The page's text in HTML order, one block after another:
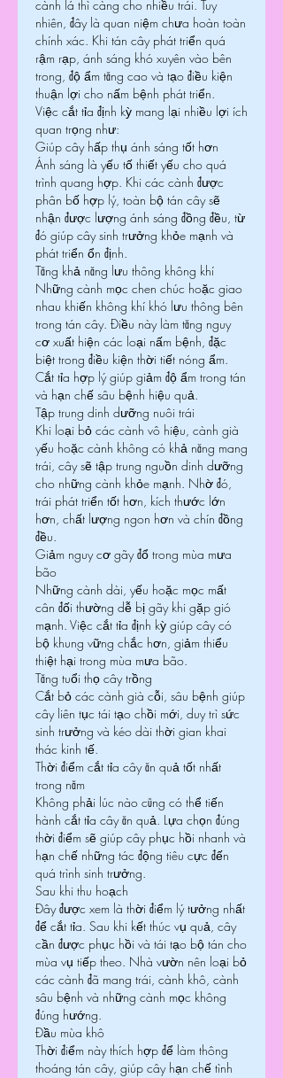
cành lá thì càng cho nhiều trái. Tuy
nhiên, đây là quan niệm chưa hoàn toàn
chính xác. Khi tán cây phát triển quá
rậm rạp, ánh sáng khó xuyên vào bên
trong, độ ẩm tăng cao và tạo điều kiện
thuận lợi cho nấm bệnh phát triển.
Việc cắt tỉa định kỳ mang lại nhiều lợi ích
quan trọng như:
Giúp cây hấp thụ ánh sáng tốt hơn
Ánh sáng là yếu tố thiết yếu cho quá
trình quang hợp. Khi các cành được
phân bố hợp lý, toàn bộ tán cây sẽ
nhận được lượng ánh sáng đồng đều, từ
đó giúp cây sinh trưởng khỏe mạnh và
phát triển ổn định.
Tăng khả năng lưu thông không khí
Những cành mọc chen chúc hoặc giao
nhau khiến không khí khó lưu thông bên
trong tán cây. Điều này làm tăng nguy
cơ xuất hiện các loại nấm bệnh, đặc
biệt trong điều kiện thời tiết nóng ẩm.
Cắt tỉa hợp lý giúp giảm độ ẩm trong tán
và hạn chế sâu bệnh hiệu quả.
Tập trung dinh dưỡng nuôi trái
Khi loại bỏ các cành vô hiệu, cành già
yếu hoặc cành không có khả năng mang
trái, cây sẽ tập trung nguồn dinh dưỡng
cho những cành khỏe mạnh. Nhờ đó,
trái phát triển tốt hơn, kích thước lớn
hơn, chất lượng ngon hơn và chín đồng
đều.
Giảm nguy cơ gãy đổ trong mùa mưa
bão
Những cành dài, yếu hoặc mọc mất
cân đối thường dễ bị gãy khi gặp gió
mạnh. Việc cắt tỉa định kỳ giúp cây có
bộ khung vững chắc hơn, giảm thiểu
thiệt hại trong mùa mưa bão.
Tăng tuổi thọ cây trồng
Cắt bỏ các cành già cỗi, sâu bệnh giúp
cây liên tục tái tạo chồi mới, duy trì sức
sinh trưởng và kéo dài thời gian khai
thác kinh tế.
Thời điểm cắt tỉa cây ăn quả tốt nhất
trong năm
Không phải lúc nào cũng có thể tiến
hành cắt tỉa cây ăn quả. Lựa chọn đúng
thời điểm sẽ giúp cây phục hồi nhanh và
hạn chế những tác động tiêu cực đến
quá trình sinh trưởng.
Sau khi thu hoạch
Đây được xem là thời điểm lý tưởng nhất
để cắt tỉa. Sau khi kết thúc vụ quả, cây
cần được phục hồi và tái tạo bộ tán cho
mùa vụ tiếp theo. Nhà vườn nên loại bỏ
các cành đã mang trái, cành khô, cành
sâu bệnh và những cành mọc không
đúng hướng.
Đầu mùa khô
Thời điểm này thích hợp để làm thông
thoáng tán cây, giúp cây hạn chế tình